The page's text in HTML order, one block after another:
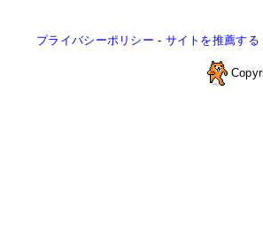
プライバシーポリシー - サイトを推薦する